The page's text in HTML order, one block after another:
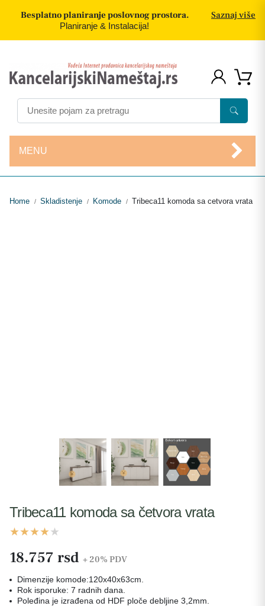
Besplatno planiranje poslovnog prostora.
Planiranje & Instalacija!
Saznaj više
MENU
Home / Skladistenje / Komode / Tribeca11 komoda sa cetvora vrata
Tribeca11 komoda sa četvora vrata
18.757 rsd + 20% PDV
Dimenzije komode:120x40x63cm.
Rok isporuke: 7 radnih dana.
Poleđina je izrađena od HDF ploče debljine 3,2mm.